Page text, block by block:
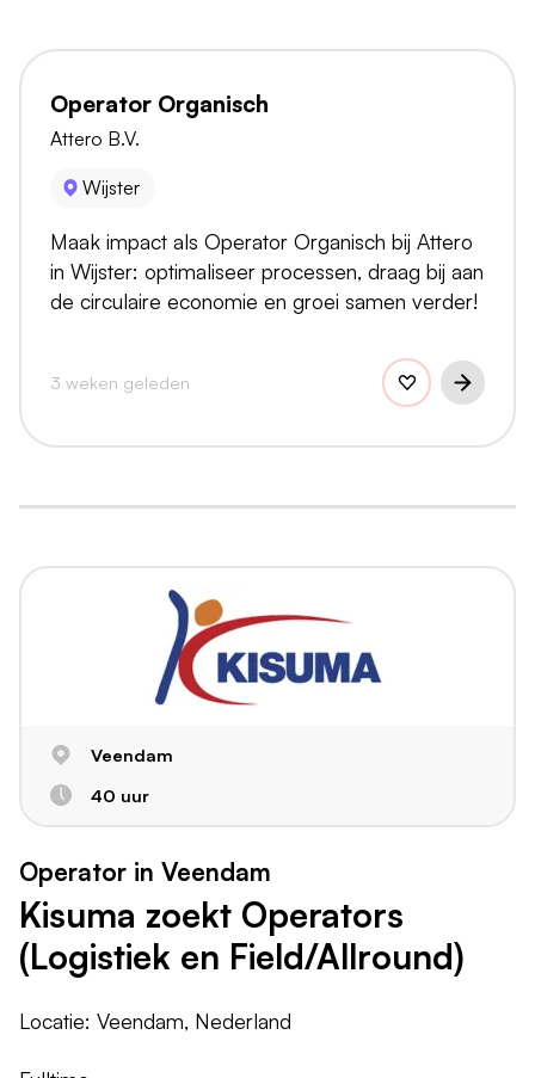
Operator Organisch
Attero B.V.
Wijster
Maak impact als Operator Organisch bij Attero
in Wijster: optimaliseer processen, draag bij aan
de circulaire economie en groei samen verder!
3 weken geleden
Veendam
40 uur
Operator in Veendam
Kisuma zoekt Operators
(Logistiek en Field/Allround)
Locatie: Veendam, Nederland